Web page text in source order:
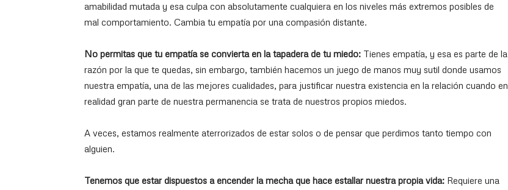
amabilidad mutada y esa culpa con absolutamente cualquiera en los niveles más extremos posibles de
mal comportamiento. Cambia tu empatía por una compasión distante.
No permitas que tu empatía se convierta en la tapadera de tu miedo: Tienes empatía, y esa es parte de la
razón por la que te quedas, sin embargo, también hacemos un juego de manos muy sutil donde usamos
nuestra empatía, una de las mejores cualidades, para justificar nuestra existencia en la relación cuando en
realidad gran parte de nuestra permanencia se trata de nuestros propios miedos.
A veces, estamos realmente aterrorizados de estar solos o de pensar que perdimos tanto tiempo con
alguien.
Tenemos que estar dispuestos a encender la mecha que hace estallar nuestra propia vida: Requiere una